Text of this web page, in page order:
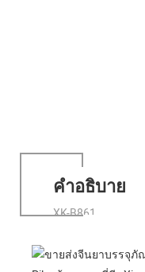
คำอธิบาย
XK-B861